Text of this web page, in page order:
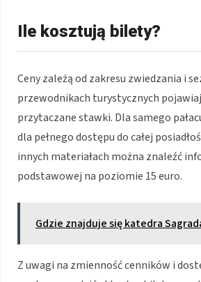
Ile kosztują bilety?
Ceny zależą od zakresu zwiedzania i
przewodnikach turystycznych
przytaczane stawki. Dla samego
dla pełnego dostępu do całej
innych materiałach można znaleźć
podstawowej na poziomie 15 euro.
Gdzie znajduje się katedra
Z uwagi na zmienność cenników i